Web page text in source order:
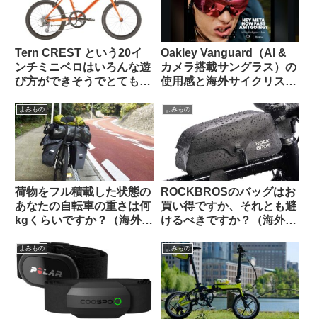
Tern CREST という20イ
ンチミニベロはいろんな遊
び方ができそうでとても気
察】
Oakley Vanguard（AI &
カメラ搭載サングラス）の
使用感と海外サイクリスト
よみもの
荷物をフル積載した状態の
あなたの自転車の重さは何
kgくらいですか？（海外掲
よみもの
ROCKBROSのバッグはお
買い得ですか、それとも避
けるべきですか？（海外掲
よみもの よみもの